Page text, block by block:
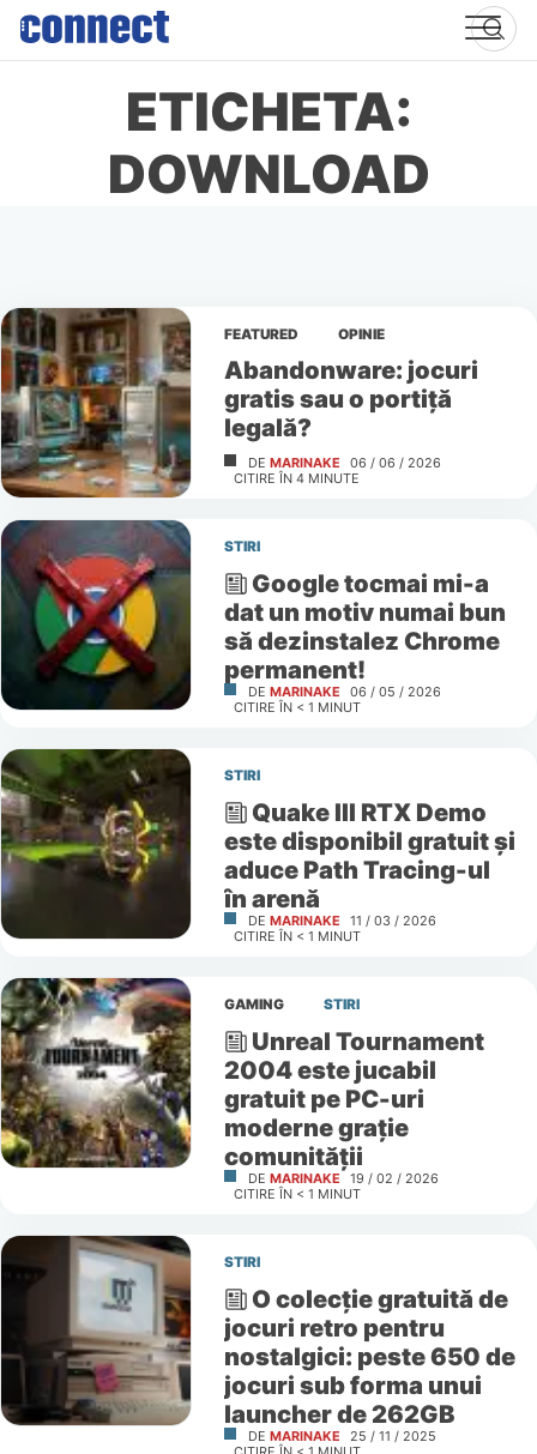
Skip
content
ETICHETA:
DOWNLOAD
FEATURED OPINIE
Abandonware: jocuri
gratis sau o portiță
legală?
DE MARINAKE
06 / 06 / 2026
CITIRE ÎN 4 MINUTE
STIRI
Google tocmai mi-a
dat un motiv numai bun
să dezinstalez Chrome
permanent!
DE MARINAKE
06 / 05 / 2026
CITIRE ÎN < 1 MINUT
STIRI
Quake III RTX Demo
este disponibil gratuit și
aduce Path Tracing-ul
în arenă
DE MARINAKE
11 / 03 / 2026
CITIRE ÎN < 1 MINUT
GAMING STIRI
Unreal Tournament
2004 este jucabil
gratuit pe PC-uri
moderne grație
comunității
DE MARINAKE
19 / 02 / 2026
CITIRE ÎN < 1 MINUT
STIRI
O colecție gratuită de
jocuri retro pentru
nostalgici: peste 650 de
jocuri sub forma unui
launcher de 262GB
DE MARINAKE
25 / 11 / 2025